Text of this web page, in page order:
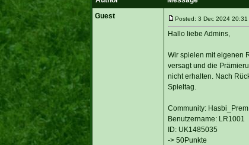
Guest
Posted: 3 Dec 2024
Hallo liebe Admins,
Wir spielen mit eigenen
versagt und die
nicht erhalten. Nach
Spieltag.
Community: Hasbi_Prem
Benutzername: LR1001
ID: UK1485035
-> 50Punkte